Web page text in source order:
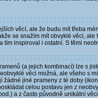
věcí, ale že budu mít třeba
se snažím mít obvyklé věci,
inspiroval i ostatní. S těmi
(a jejich kombinací) lze s
věci možná, ale všeho s
jiné prameny z té doby
celou postavu jen z
a z často původně unikátní